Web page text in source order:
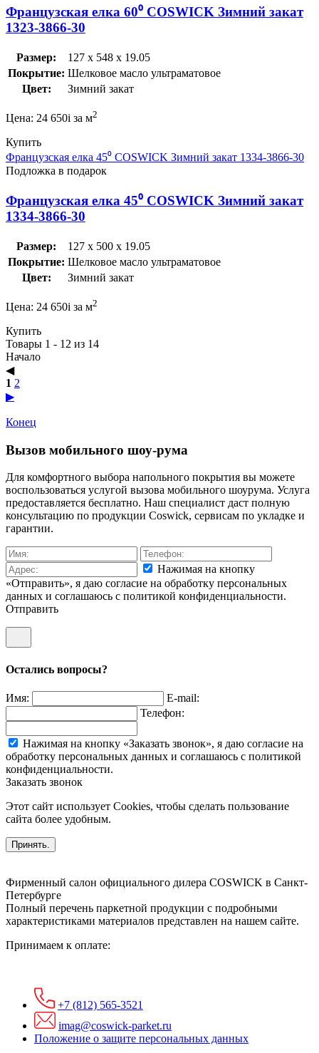
Французская елка 60⁰ COSWICK Зимний закат
1323-3866-30
Размер:
127 x 548 x 19.05
Покрытие: Шелковое масло ультраматовое
Цвет:
Зимний закат
Цена: 24 650i за м2
Купить
Французская елка 45⁰ COSWICK Зимний закат 1334-3866-30
Подложка в подарок
Французская елка 45⁰ COSWICK Зимний закат
1334-3866-30
Размер:
127 x 500 x 19.05
Покрытие: Шелковое масло ультраматовое
Цвет:
Зимний закат
Цена: 24 650i за м2
Купить
Товары 1 - 12 из 14
Начало
◀︎
1 2
▶︎
Конец
Вызов мобильного шоу-рума
Для комфортного выбора напольного покрытия вы можете
воспользоваться услугой вызова мобильного шоурума. Услуга
предоставляется бесплатно. Наш специалист даст полную
консультацию по продукции Coswick, сервисам по укладке и
гарантии.
Нажимая на кнопку
«Отправить», я даю согласие на обработку персональных
данных и соглашаюсь c политикой конфиденциальности.
Отправить
Остались вопросы?
Имя:
E-mail:
Телефон:
Нажимая на кнопку «Заказать звонок», я даю согласие на
обработку персональных данных и соглашаюсь c политикой
конфиденциальности.
Заказать звонок
Этот сайт использует Cookies, чтобы сделать пользование
сайта более удобным.
Принять.
Фирменный салон официального дилера COSWICK в Санкт-
Петербурге
Полный перечень паркетной продукции с подробными
характеристиками материалов представлен на нашем сайте.
Принимаем к оплате:
+7 (812) 565-3521
imag@coswick-parket.ru
Положение о защите персональных данных